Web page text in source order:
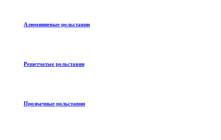
Алюминиевые рольставни
Решетчатые рольставни
Прозрачные рольставни